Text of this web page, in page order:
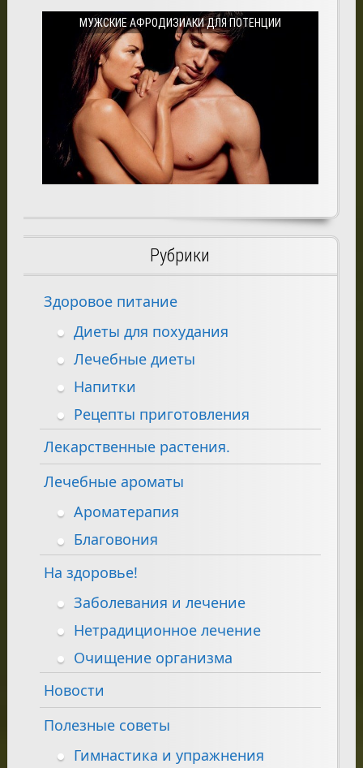
МУЖСКИЕ АФРОДИЗИАКИ ДЛЯ ПОТЕНЦИИ
Рубрики
Здоровое питание
Диеты для похудания
Лечебные диеты
Напитки
Рецепты приготовления
Лекарственные растения.
Лечебные ароматы
Ароматерапия
Благовония
На здоровье!
Заболевания и лечение
Нетрадиционное лечение
Очищение организма
Новости
Полезные советы
Гимнастика и упражнения